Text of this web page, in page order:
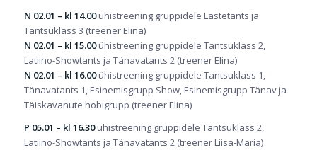
N 02.01 – kl 14.00ühistreening gruppidele Lastetants ja
Tantsuklass 3 (treener Elina)
N 02.01 – kl 15.00ühistreening gruppidele Tantsuklass 2,
Latiino-Showtants ja Tänavatants 2 (treener Elina)
N 02.01 – kl 16.00ühistreening gruppidele Tantsuklass 1,
Tänavatants 1, Esinemisgrupp Show, Esinemisgrupp Tänav ja
Täiskavanute hobigrupp (treener Elina)
P 05.01 – kl 16.30ühistreening gruppidele Tantsuklass 2,
Latiino-Showtants ja Tänavatants 2 (treener Liisa-Maria)